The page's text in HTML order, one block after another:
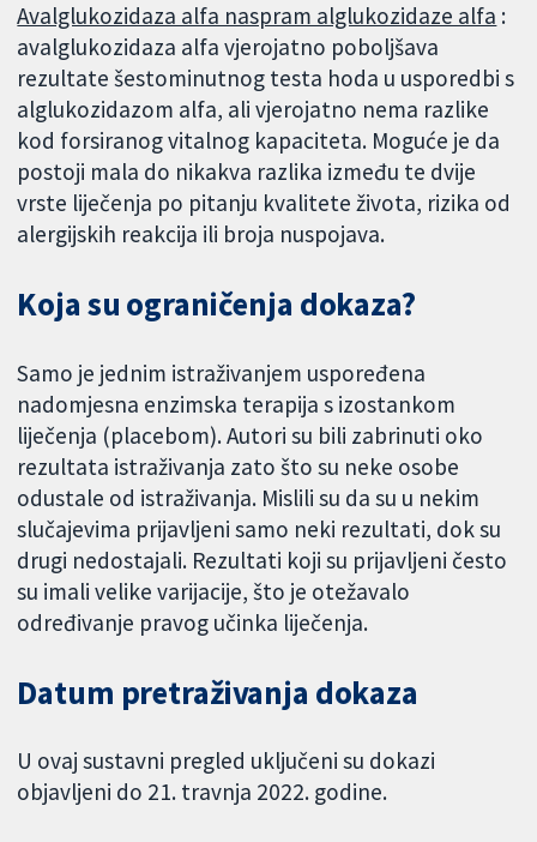
Avalglukozidaza alfa naspram alglukozidaze alfa :
avalglukozidaza alfa vjerojatno poboljšava
rezultate šestominutnog testa hoda u usporedbi s
alglukozidazom alfa, ali vjerojatno nema razlike
kod forsiranog vitalnog kapaciteta. Moguće je da
postoji mala do nikakva razlika između te dvije
vrste liječenja po pitanju kvalitete života, rizika od
alergijskih reakcija ili broja nuspojava.
Koja su ograničenja dokaza?
Samo je jednim istraživanjem uspoređena
nadomjesna enzimska terapija s izostankom
liječenja (placebom). Autori su bili zabrinuti oko
rezultata istraživanja zato što su neke osobe
odustale od istraživanja. Mislili su da su u nekim
slučajevima prijavljeni samo neki rezultati, dok su
drugi nedostajali. Rezultati koji su prijavljeni često
su imali velike varijacije, što je otežavalo
određivanje pravog učinka liječenja.
Datum pretraživanja dokaza
U ovaj sustavni pregled uključeni su dokazi
objavljeni do 21. travnja 2022. godine.